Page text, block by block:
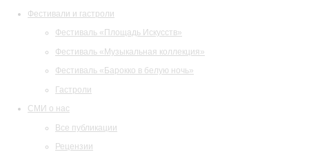
Фестивали и гастроли
Фестиваль «Площадь Искусств»
Фестиваль «Музыкальная коллекция»
Фестиваль «Барокко в белую ночь»
Гастроли
СМИ о нас
Все публикации
Рецензии